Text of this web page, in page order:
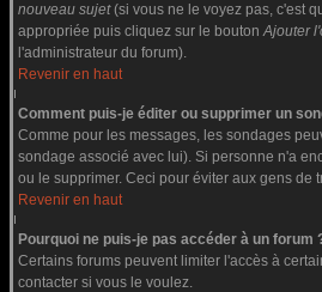
nouveau sujet(si vous ne le voyez pas, c'est
appropriée puis cliquez sur le boutonAjouter
l'administrateur du forum).
Revenir en haut
Comment puis-je éditer ou supprimer un
Comme pour les messages, les sondages
sondage associé avec lui). Si personne n'a
ou le supprimer. Ceci pour éviter aux gens
Revenir en haut
Pourquoi ne puis-je pas accéder à un forum
Certains forums peuvent limiter l'accès à
contacter si vous le voulez.